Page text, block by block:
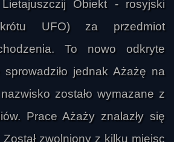
Obiekt - rosyjski
UFO) za przedmiot
To nowo odkryte
sprowadziło jednak Ażażę na
zostało wymazane z
Prace Ażaży znalazły się
zwolniony z kilku miejsc